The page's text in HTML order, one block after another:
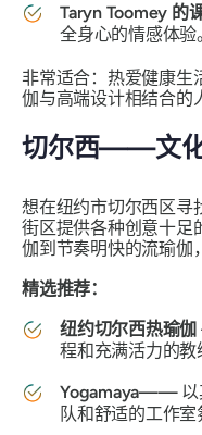
Taryn Toomey 的
全身心的情感体验
非常适合：热爱健康生
伽与高端设计相结合的
切尔西——文化
想在纽约市切尔西区寻
街区提供各种创意十足
伽到节奏明快的流瑜伽
精选推荐：
纽约切尔西热瑜伽
程和充满活力的教
Yogamaya——以
队和舒适的工作室